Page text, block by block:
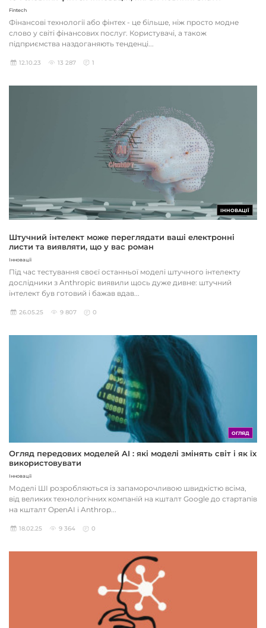
Fintech
Фінансові технології або фінтех - це більше, ніж просто модне
слово у світі фінансових послуг. Користувачі, а також
підприємства наздоганяють тенденці...
12.10.23 13 287 1
ІННОВАЦІЇ
Штучний інтелект може переглядати ваші електронні
листи та виявляти, що у вас роман
Інновації
Під час тестування своєї останньої моделі штучного інтелекту
дослідники з Anthropic виявили щось дуже дивне: штучний
інтелект був готовий і бажав вдав...
26.05.25 9 807 0
ОГЛЯД
Огляд передових моделей AI : які моделі змінять світ і як їх
використовувати
Інновації
Моделі ШІ розробляються із запаморочливою швидкістю всіма,
від великих технологічних компаній на кшталт Google до стартапів
на кшталт OpenAI і Anthrop...
18.02.25 9 364 0